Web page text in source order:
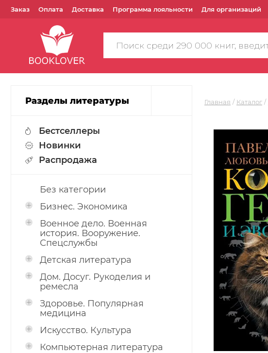
Заказ Оплата Доставка Программа лояльности Для организаций
Поиск
по
Разделы литературы
Бестселлеры
Новинки
Распродажа
Без категории
Бизнес. Экономика
Военное дело. Военная
история. Вооружение.
Спецслужбы
Детская литература
Дом. Досуг. Рукоделия и
ремесла
Здоровье. Популярная
медицина
Искусство. Культура
Компьютерная литература
Главная Каталог